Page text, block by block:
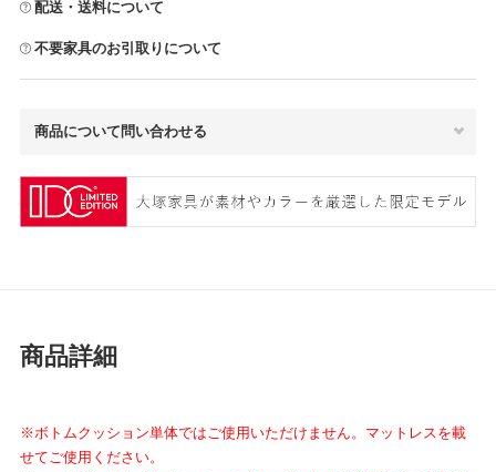
配送・送料について
不要家具のお引取りについて
商品について問い合わせる
商品詳細
※ボトムクッション単体ではご使用いただけません。マットレスを載
せてご使用ください。